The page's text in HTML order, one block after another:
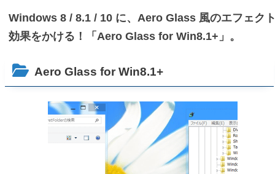
Windows 8 / 8.1 / 10 に、Aero Glass 風のエフェク
効果をかける！「Aero Glass for Win8.1+」。
Aero Glass for Win8.1+